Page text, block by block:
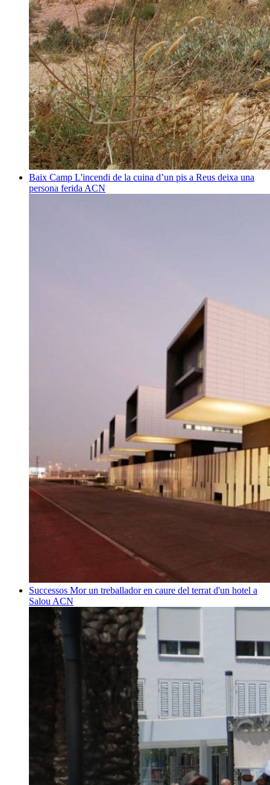
Baix Camp L'incendi de la cuina d’un pis a Reus deixa una
persona ferida ACN
Successos Mor un treballador en caure del terrat d'un hotel a
Salou ACN